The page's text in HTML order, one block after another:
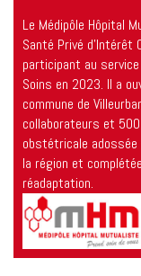
Le Médipôle Hôpital
Santé Privé
participant au
Soins en 2023. Il a
commune de
collaborateurs et
obstétricale adossée
la région et
réadaptation.